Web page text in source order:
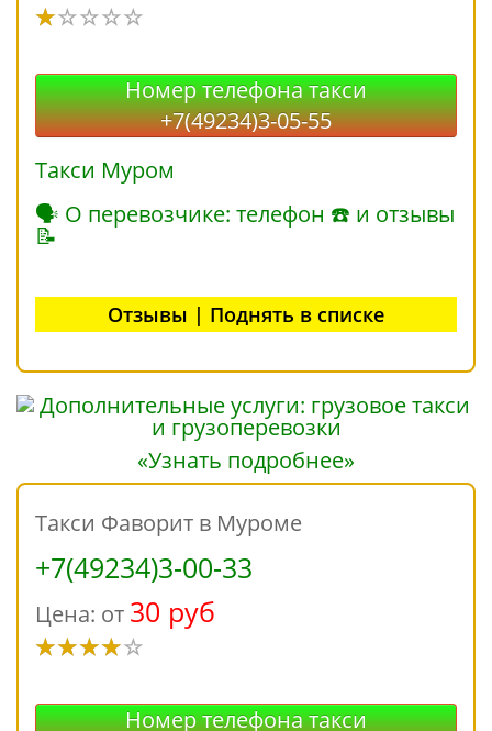
Номер телефона такси
+7(49234)3-05-55
Такси Муром
🗣 О перевозчике: телефон ☎ и отзывы
📝
Отзывы | Поднять в списке
«Узнать подробнее»
Такси Фаворит в Муроме
+7(49234)3-00-33
Цена: от 30 руб
Номер телефона такси